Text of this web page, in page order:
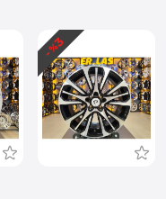
- %
3